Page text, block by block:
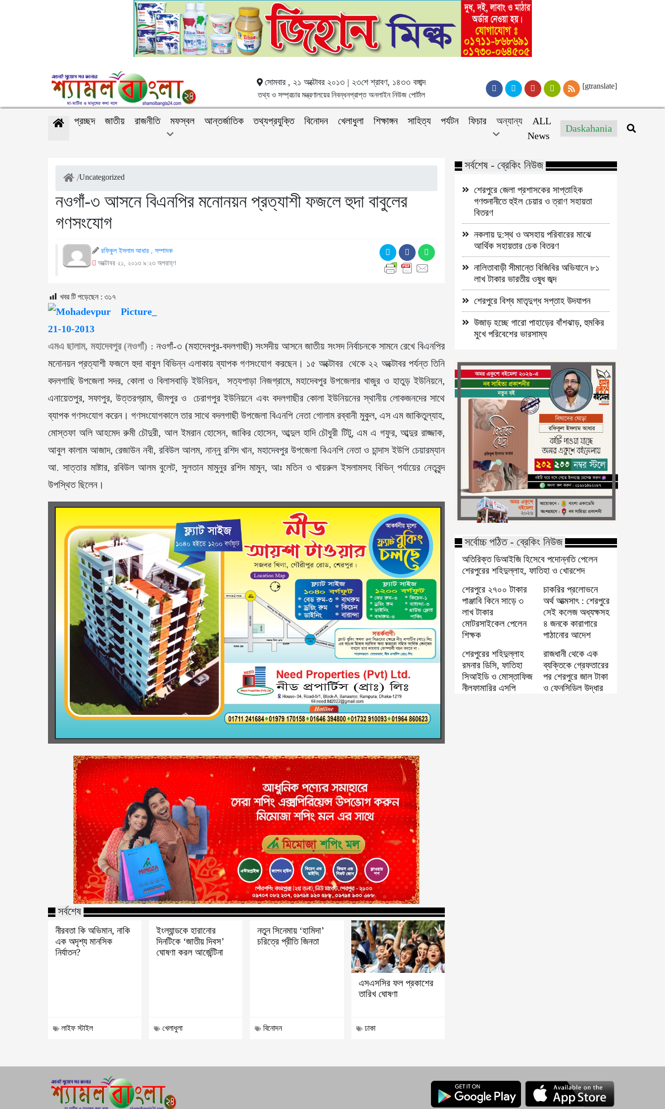
সোমবার , ২১ অক্টোবর ২০১৩ | ২৩শে শ্রাবণ, ১৪৩৩ বঙ্গাব্দ
তথ্য ও সম্প্রচার মন্ত্রণালয়ের নিবন্ধনপ্রাপ্ত অনলাইন নিউজ পোর্টাল
[gtranslate]
প্রচ্ছদ জাতীয় রাজনীতি মফস্বল আন্তর্জাতিক তথ্যপ্রযুক্তি বিনোদন খেলাধুলা শিক্ষাঙ্গন সাহিত্য পর্যটন ফিচার অন্যান্য
ALL
News
Daskahania
/Uncategorized
নওগাঁ-৩ আসনে বিএনপির মনোনয়ন প্রত্যাশী ফজলে হুদা বাবুলের
গণসংযোগ
রফিকুল ইসলাম আধার , সম্পাদক
অক্টোবর ২১, ২০১৩ ৯:২৩ অপরাহ্ণ
খবর টি পড়েছেন : ৩১৭
এমএ ছালাম, মহাদেবপুর (নওগাঁ) : নওগাঁ-৩ (মহাদেবপুর-বদলগাছী) সংসদীয় আসনে জাতীয় সংসদ নির্বাচনকে সামনে রেখে বিএনপির
মনোনয়ন প্রত্যাশী ফজলে হুদা বাবুল বিভিন্ন এলাকায় ব্যাপক গণসংযোগ করছেন। ১৫ অক্টোবর থেকে ২২ অক্টোবর পর্যন্ত তিনি
বদলগাছি উপজেলা সদর, কোলা ও বিলাসবাড়ি ইউনিয়ন, সত্যপাড়া নিজগ্রামে, মহাদেবপুর উপজেলার খাজুর ও হাতুড় ইউনিয়নে,
এনায়েতপুর, সফাপুর, উত্তরগ্রাম, ভীমপুর ও চেরাগপুর ইউনিয়নে এবং বদলগাছীর কোলা ইউনিয়নের স্থানীয় লোকজনদের সাথে
ব্যাপক গণসংযোগ করেন। গণসংযোগকালে তার সাথে বদলগাছী উপজেলা বিএনপি নেতা গোলাম রব্বানী মুকুল, এস এম জাকিতুল্যাহ,
মোস্তফা অলি আহমেদ রুমী চৌদুরী, আল ইমরান হোসেন, জাকির হোসেন, আব্দুল হাদি চৌধুরী টিটু, এম এ গফুর, আব্দুর রাজ্জাক,
আবুল কালাম আজাদ, রেজাউন নবী, রবিউল আলম, নান্নু রশিদ খান, মহাদেবপুর উপজেলা বিএনপি নেতা ও চান্দাস ইউপি চেয়ারম্যান
আ. সাত্তার মাষ্টার, রবিউল আলম বুলেট, সুলতান মামুনুর রশিদ মামুন, আঃ মতিন ও খায়রুল ইসলামসহ বিভিন্ পর্যায়ের নেতৃবৃন্দ
উপস্থিত ছিলেন।
সর্বশেষ
নীরবতা কি অভিমান, নাকি
এক অদৃশ্য মানসিক
নির্যাতন?
লাইফ স্টাইল
ইংল্যান্ডকে হারানোর
দিনটিকে ‘জাতীয় দিবস’
ঘোষণা করল আর্জেন্টিনা
খেলাধুলা
নতুন সিনেমায় ‘হামিদা’
চরিত্রে প্রীতি জিনতা
বিনোদন
এসএসসির ফল প্রকাশের
তারিখ ঘোষণা
ঢাকা
সর্বশেষ - ব্রেকিং নিউজ
শেরপুরে জেলা প্রশাসকের সাপ্তাহিক
গণশুনানীতে হুইল চেয়ার ও ত্রাণ সহায়তা
বিতরণ
নকলায় দু:স্থ ও অসহায় পরিবারের মাঝে
আর্থিক সহায়তার চেক বিতরণ
নালিতাবাড়ী সীমান্তে বিজিবির অভিযানে ৮১
লাখ টাকার ভারতীয় ওষুধ জব্দ
শেরপুরে বিশ্ব মাতৃদুগ্ধ সপ্তাহ উদযাপন
উজাড় হচ্ছে গারো পাহাড়ের বাঁশঝাড়, হুমকির
মুখে পরিবেশের ভারসাম্য
সর্বোচ্চ পঠিত - ব্রেকিং নিউজ
অতিরিক্ত ডিআইজি হিসেবে পদোন্নতি পেলেন
শেরপুরের শহিদুল্লাহ, ফাতিহা ও খোরশেদ
শেরপুরে ২৭০০ টাকার
পাঞ্জাবি কিনে সাড়ে ৩
লাখ টাকার
মোটরসাইকেল পেলেন
শিক্ষক
চাকরির প্রলোভনে
অর্থ আত্মসাৎ : শেরপুরে
সেই কলেজ অধ্যক্ষসহ
৪ জনকে কারাগারে
পাঠানোর আদেশ
শেরপুরের শহিদুল্লাহ
রমনার ডিসি, ফাতিহা
সিআইডি ও মোস্তাফিজ
নীলফামারির এসপি
রাজধানী থেকে এক
ব্যক্তিকে গ্রেফতারের
পর শেরপুরে জাল টাকা
ও ফেনসিডিল উদ্ধার